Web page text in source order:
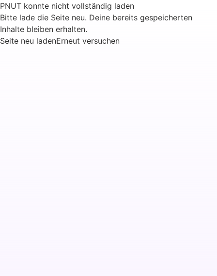
PNUT konnte nicht vollständig laden
Bitte lade die Seite neu. Deine bereits gespeicherten
Inhalte bleiben erhalten.
Seite neu ladenErneut versuchen